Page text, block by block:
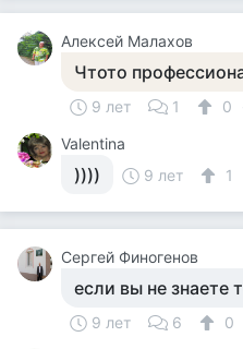
Алексей Малахов
Чтото
9 лет 1
0
Valentina
)))) 9 лет 1
Сергей Финогенов
если вы не знаете
9 лет 6
0